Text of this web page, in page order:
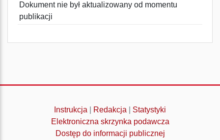
Dokument nie był aktualizowany od momentu
publikacji
Instrukcja Redakcja
Statystyki
Elektroniczna skrzynka podawcza
Dostęp do informacji publicznej